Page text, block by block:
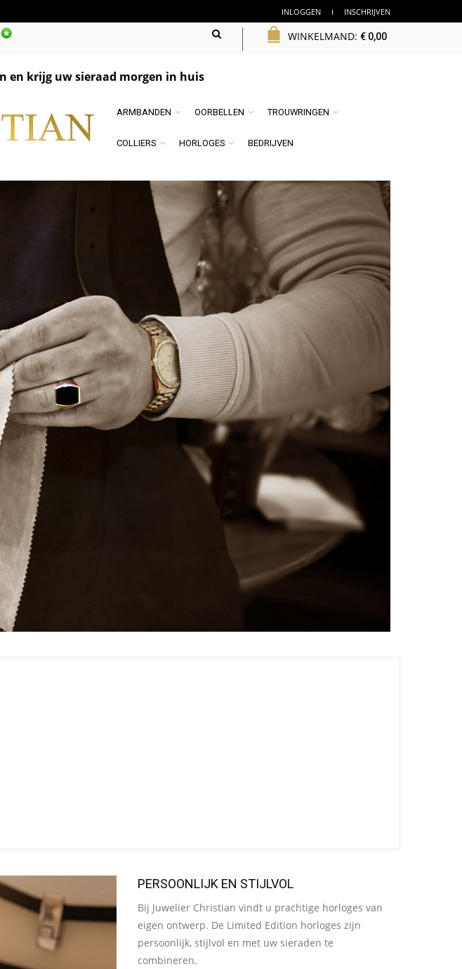
INLOGGEN INSCHRIJVEN
WINKELMAND: € 0,00
en krijg uw sieraad morgen in huis
ARMBANDEN OORBELLEN TROUWRINGEN
COLLIERS HORLOGES BEDRIJVEN
PERSOONLIJK EN STIJLVOL
Bij Juwelier Christian vindt u prachtige horloges van
eigen ontwerp. De Limited Edition horloges zijn
persoonlijk, stijlvol en met uw sieraden te
combineren.